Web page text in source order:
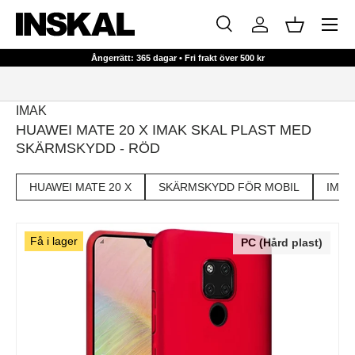
HOPPA TILL INNEHÅLL
Sök
Sök Logga inKorg
Meny
Ångerrätt: 365 dagar • Fri frakt över 500 kr
IMAK
HUAWEI MATE 20 X IMAK SKAL PLAST MED
SKÄRMSKYDD - RÖD
HUAWEI MATE 20 X SKÄRMSKYDD FÖR MOBIL IMAK
Få i lager PC (Hård plast)